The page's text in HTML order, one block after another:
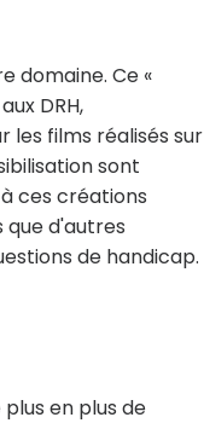
domaine. Ce «
DRH,
films réalisés sur
sont
ces créations
que d'autres
de handicap.
en plus de